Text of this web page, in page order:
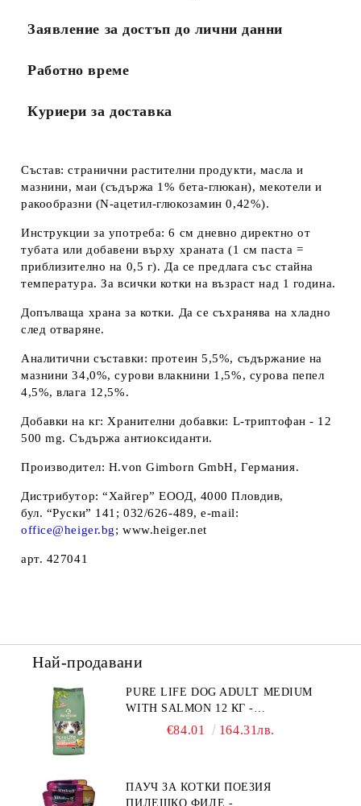
Заявление за достъп до лични данни
Работно време
Куриери за доставка
Състав: странични растителни продукти, масла и
мазнини, маи (съдържа 1% бета-глюкан), мекотели и
ракообразни (N-ацетил-глюкозамин 0,42%).
Инструкции за употреба: 6 см дневно директно от
тубата или добавени върху храната (1 см паста =
приблизително на 0,5 г). Да се предлага със стайна
температура. За всички котки на възраст над 1 година.
Допълваща храна за котки. Да се съхранява на хладно
след отваряне.
Аналитични съставки: протеин 5,5%, съдържание на
мазнини 34,0%, сурови влакнини 1,5%, сурова пепел
4,5%, влага 12,5%.
Добавки на кг: Хранителни добавки: L-триптофан - 12
500 mg. Съдържа антиоксиданти.
Производител: H.von Gimborn GmbH, Германия.
Дистрибутор: “Хайгер” ЕООД, 4000 Пловдив,
бул. “Руски” 141; 032/626-489, e-mail:
office@heiger.bg; www.heiger.net
арт. 427041
Най-продавани
PURE LIFE DOG ADULT MEDIUM
WITH SALMON 12 КГ -
ПЪЛНОЦЕННА ХРАНА ЗА
БЕЗ ЗЪРНО, БЕЗ ГЛУТЕН.
€84.01 164.31лв.
ПАУЧ ЗА КОТКИ ПОЕЗИЯ
ПИЛЕШКО ФИЛЕ -